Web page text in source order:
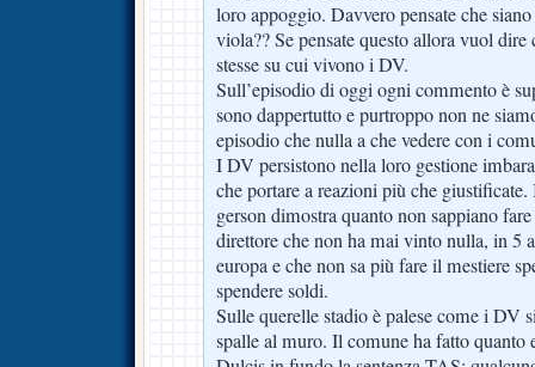
loro appoggio. Davvero pensate che
viola?? Se pensate questo allora vuol
stesse su cui vivono i DV.
Sull’episodio di oggi ogni commento è
sono dappertutto e purtroppo non ne
episodio che nulla a che vedere con i
I DV persistono nella loro gestione
che portare a reazioni più che
gerson dimostra quanto non sappiano
direttore che non ha mai vinto nulla, in 5
europa e che non sa più fare il mestiere
spendere soldi.
Sulle querelle stadio è palese come i DV
spalle al muro. Il comune ha fatto quanto